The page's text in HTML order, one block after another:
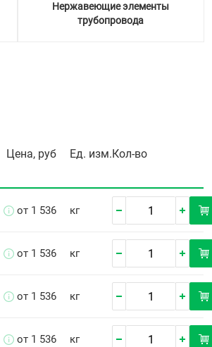
Нержавеющие элементы
трубопровода
Цена, руб Ед. изм. Кол-во
от 1 536 кг
от 1 536 кг
от 1 536 кг
от 1 536 кг